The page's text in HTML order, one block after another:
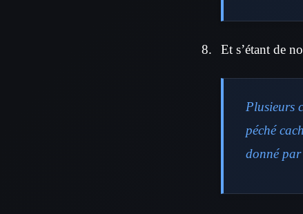
Et s’étant de
Plusieurs
péché
donné par